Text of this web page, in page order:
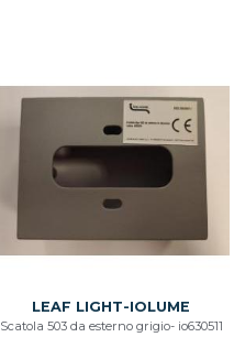
LEAF LIGHT-IOLUME
Scatola 503 da esterno grigio- io630511